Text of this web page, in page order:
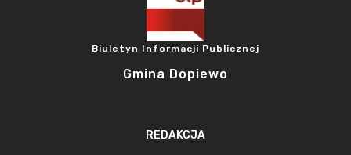
Biuletyn Informacji Publicznej
Gmina Dopiewo
REDAKCJA